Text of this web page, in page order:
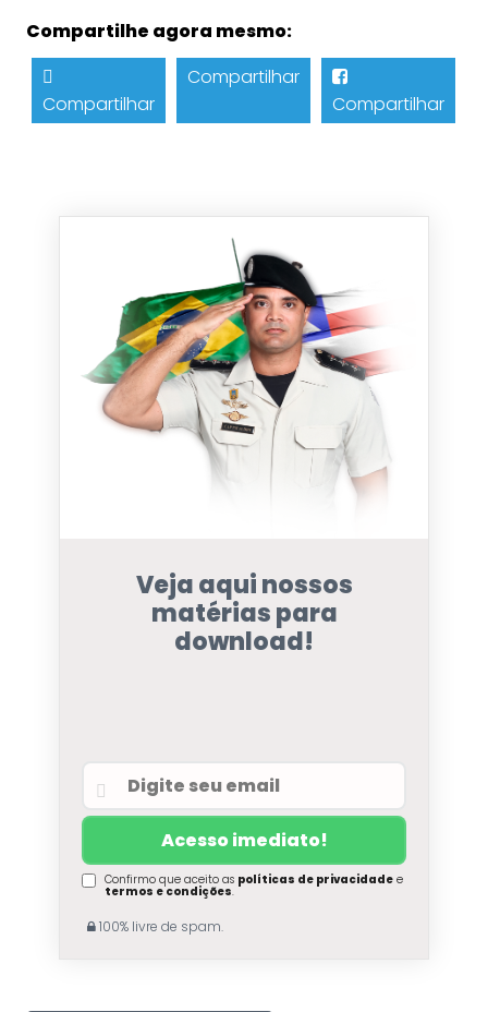
Compartilhe agora mesmo:
Compartilhar
Compartilhar
Compartilhar
Veja aqui nossos
matérias para
download!
Confirmo que aceito as políticas de privacidadee
termos e condições.
100% livre de spam.